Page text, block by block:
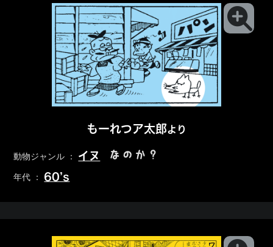
もーれつア太郎より
動物ジャンル ： イヌ なのか？
年代 ： 60’s